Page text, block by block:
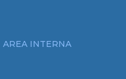
AREA INTERNA